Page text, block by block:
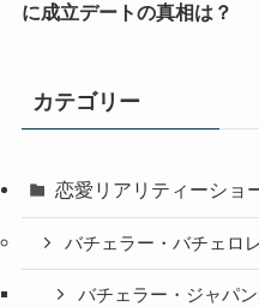
に成立デートの真相は？
カテゴリー
恋愛リアリティーショ
バチェラー・バチェロ
バチェラー・ジャパ